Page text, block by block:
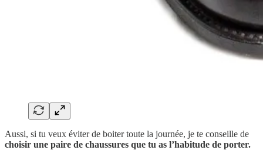
Aussi, si tu veux éviter de boiter toute la journée, je te conseille de
choisir une paire de chaussures que tu as l’habitude de porter.